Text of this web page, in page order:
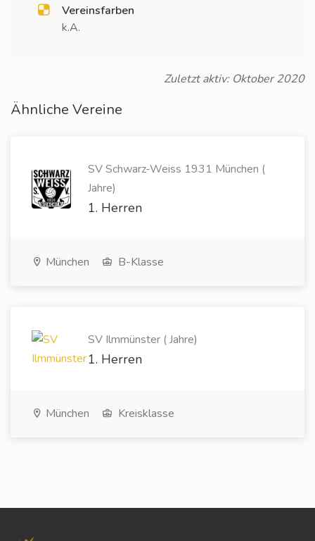
Vereinsfarben
k.A.
Zuletzt aktiv: Oktober 2020
Ähnliche Vereine
SV Schwarz-Weiss 1931 München (
Jahre)
1. Herren
München B-Klasse
SV Ilmmünster ( Jahre)
1. Herren
München Kreisklasse